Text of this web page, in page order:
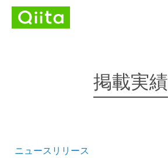
掲載実績
ニュースリリース